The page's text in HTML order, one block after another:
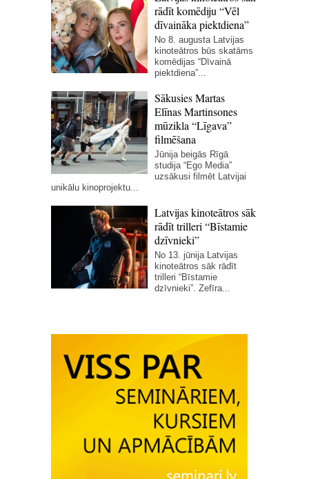
rādīt komēdiju “Vēl
dīvaināka piektdiena”
No 8. augusta Latvijas
kinoteātros būs skatāms
komēdijas “Dīvainā
piektdiena”...
Sākusies Martas
Elīnas Martinsones
mūzikla “Līgava”
filmēšana
Jūnija beigās Rīgā
studija “Ego Media”
uzsākusi filmēt Latvijai
unikālu kinoprojektu...
Latvijas kinoteātros sāk
rādīt trilleri “Bīstamie
dzīvnieki”
No 13. jūnija Latvijas
kinoteātros sāk rādīt
trilleri “Bīstamie
dzīvnieki”. Zefīra...